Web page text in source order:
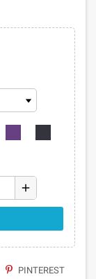
add
PINTEREST